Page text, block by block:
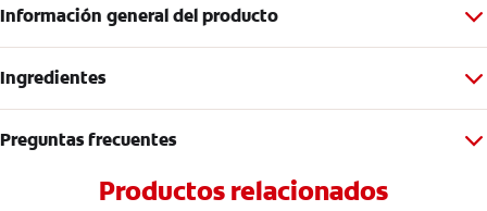
Información general del producto
Ingredientes
Preguntas frecuentes
Productos relacionados